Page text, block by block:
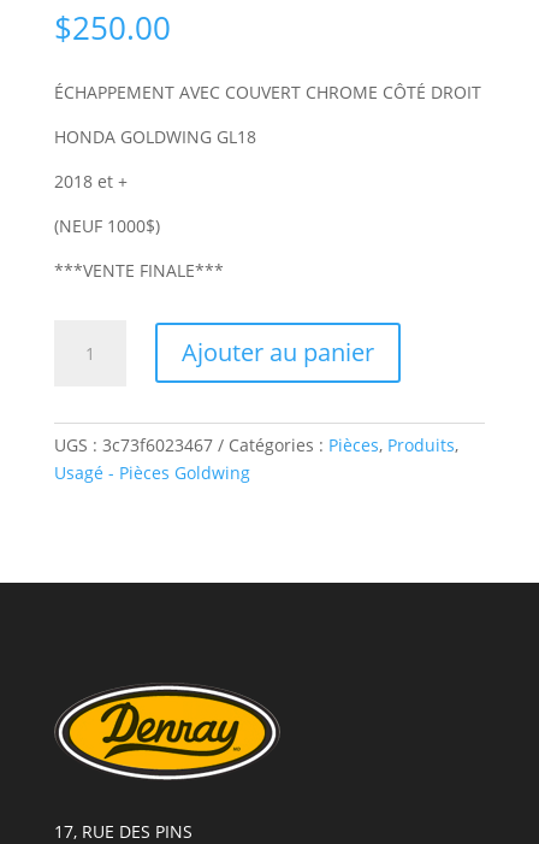
$250.00
ÉCHAPPEMENT AVEC COUVERT CHROME CÔTÉ DROIT
HONDA GOLDWING GL18
2018 et +
(NEUF 1000$)
***VENTE FINALE***
ÉCHAPPEMENT
DROIT
-
GOLDWING
+
Ajouter au panier
UGS : 3c73f6023467 Catégories : Pièces, Produits,
Usagé - Pièces Goldwing
17, RUE DES PINS